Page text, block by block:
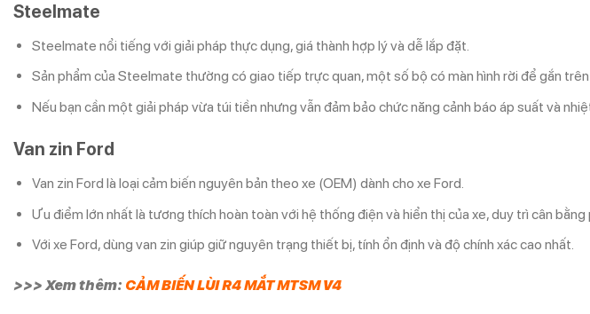
Steelmate
Steelmate nổi tiếng với giải pháp thực dụng, giá thành hợp lý và dễ lắp đặt.
Sản phẩm của Steelmate thường có giao tiếp trực quan, một số bộ có màn hình rời để gắn
Nếu bạn cần một giải pháp vừa túi tiền nhưng vẫn đảm bảo chức năng cảnh báo áp suất và
Van zin Ford
Van zin Ford là loại cảm biến nguyên bản theo xe (OEM) dành cho xe Ford.
Ưu điểm lớn nhất là tương thích hoàn toàn với hệ thống điện và hiển thị của xe, duy trì cân bằng
Với xe Ford, dùng van zin giúp giữ nguyên trạng thiết bị, tính ổn định và độ chính xác cao nhất.
>>> Xem thêm: CẢM BIẾN LÙI R4 MẮT MTSM V4